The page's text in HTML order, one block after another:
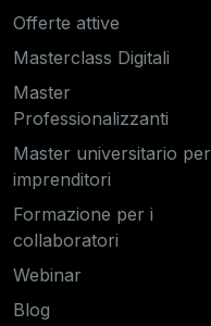
Offerte attive
Masterclass Digitali
Master
Professionalizzanti
Master universitario per
imprenditori
Formazione per i
collaboratori
Webinar
Blog